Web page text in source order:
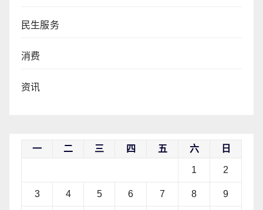
民生服务
消费
资讯
一 二 三 四 五 六 日
1 2
3 4 5 6 7 8 9